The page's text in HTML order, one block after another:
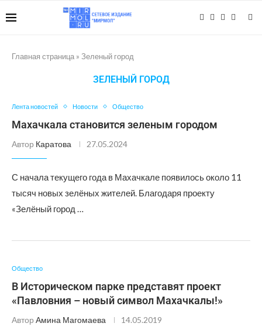
Главная страница » Зеленый город
ЗЕЛЕНЫЙ ГОРОД
Лента новостей Новости Общество
Махачкала становится зеленым городом
Автор Каратова 27.05.2024
С начала текущего года в Махачкале появилось около 11
тысяч новых зелёных жителей. Благодаря проекту
«Зелёный город …
Общество
В Историческом парке представят проект
«Павловния – новый символ Махачкалы!»
Автор Амина Магомаева 14.05.2019